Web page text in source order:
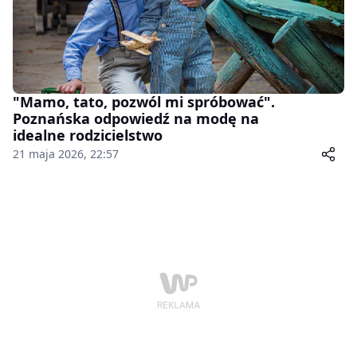
"Mamo, tato, pozwól mi spróbować".
Poznańska odpowiedź na modę na
idealne rodzicielstwo
21 maja 2026, 22:57